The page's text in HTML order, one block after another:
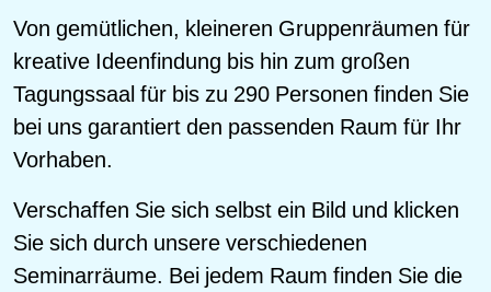
Von gemütlichen, kleineren Gruppenräumen für
kreative Ideenfindung bis hin zum großen
Tagungssaal für bis zu 290 Personen finden Sie
bei uns garantiert den passenden Raum für Ihr
Vorhaben.
Verschaffen Sie sich selbst ein Bild und klicken
Sie sich durch unsere verschiedenen
Seminarräume. Bei jedem Raum finden Sie die